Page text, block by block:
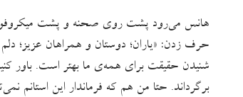
هانس می‌رود پشت روی صحنه و پشت
حرف زدن: «یاران؛ دوستان و همراهان عزیز؛
شنیدن حقیقت برای همه‌ی ما بهتر است. باور
برگرداند. حتا من هم که فرماندار این استانم